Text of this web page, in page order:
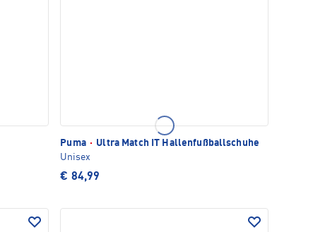
Puma · Ultra Match IT Hallenfußballschuhe
Unisex
€ 84,99